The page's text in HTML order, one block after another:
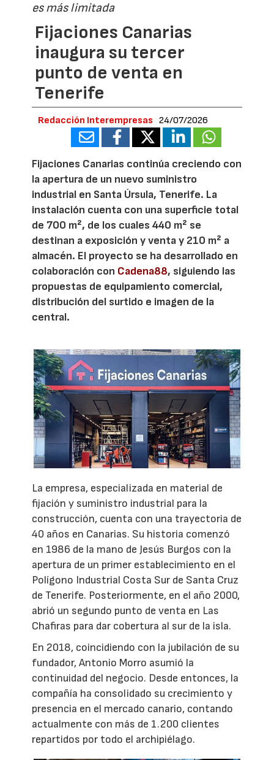
es más limitada
Fijaciones Canarias
inaugura su tercer
punto de venta en
Tenerife
Redacción Interempresas 24/07/2026
Fijaciones Canarias continúa creciendo con
la apertura de un nuevo suministro
industrial en Santa Úrsula, Tenerife. La
instalación cuenta con una superficie total
de 700 m², de los cuales 440 m² se
destinan a exposición y venta y 210 m² a
almacén. El proyecto se ha desarrollado en
colaboración con Cadena88, siguiendo las
propuestas de equipamiento comercial,
distribución del surtido e imagen de la
central.
La empresa, especializada en material de
fijación y suministro industrial para la
construcción, cuenta con una trayectoria de
40 años en Canarias. Su historia comenzó
en 1986 de la mano de Jesús Burgos con la
apertura de un primer establecimiento en el
Polígono Industrial Costa Sur de Santa Cruz
de Tenerife. Posteriormente, en el año 2000,
abrió un segundo punto de venta en Las
Chafiras para dar cobertura al sur de la isla.
En 2018, coincidiendo con la jubilación de su
fundador, Antonio Morro asumió la
continuidad del negocio. Desde entonces, la
compañía ha consolidado su crecimiento y
presencia en el mercado canario, contando
actualmente con más de 1.200 clientes
repartidos por todo el archipiélago.